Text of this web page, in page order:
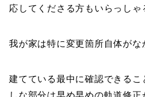
応してくださる方もいらっしゃ
我が家は特に変更箇所自体がな
建てている最中に確認できる